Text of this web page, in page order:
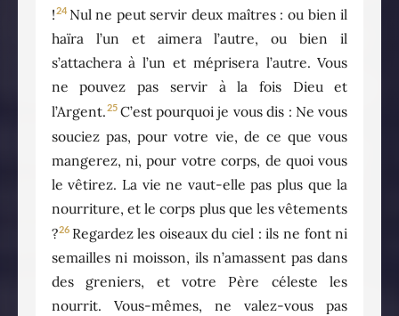
!24 Nul ne peut servir deux maîtres : ou bien il
haïra l’un et aimera l’autre, ou bien il
s’attachera à l’un et méprisera l’autre. Vous
ne pouvez pas servir à la fois Dieu et
l’Argent.25 C’est pourquoi je vous dis : Ne vous
souciez pas, pour votre vie, de ce que vous
mangerez, ni, pour votre corps, de quoi vous
le vêtirez. La vie ne vaut-elle pas plus que la
nourriture, et le corps plus que les vêtements
?26 Regardez les oiseaux du ciel : ils ne font ni
semailles ni moisson, ils n’amassent pas dans
des greniers, et votre Père céleste les
nourrit. Vous-mêmes, ne valez-vous pas